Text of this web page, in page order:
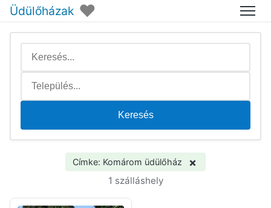
Üdülőházak ♥ Menü
Keresés
Címke: Komárom üdülőház ×
1 szálláshely